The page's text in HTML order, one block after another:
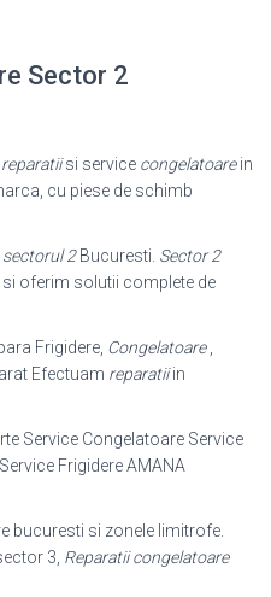
Sector 2
reparatiisi service congelatoarein
cu piese de schimb
sectorul 2Bucuresti. Sector 2
oferim solutii complete de
Frigidere, Congelatoare,
Efectuam reparatiiin
Service Congelatoare Service
Frigidere AMANA
bucuresti si zonele limitrofe.
3, Reparatii congelatoare